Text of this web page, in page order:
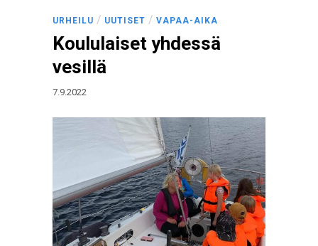
URHEILU / UUTISET / VAPAA-AIKA
Koululaiset yhdessä
vesillä
7.9.2022